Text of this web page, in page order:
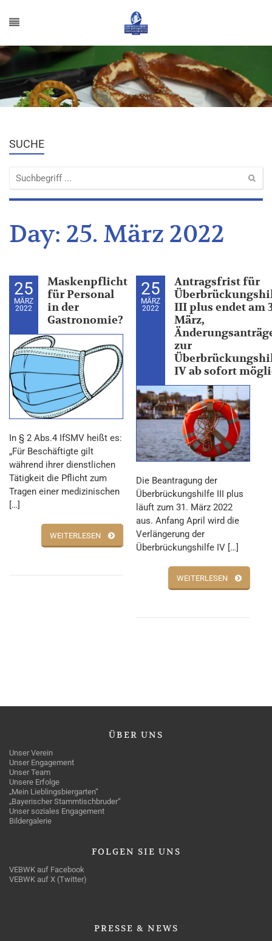
SUCHE
Day: 25. März 2022
25
MÄRZ
2022
Maskenpflicht
für Personal
in der
Gastronomie?
In § 2 Abs.4 IfSMV heißt es:
„Für Beschäftigte gilt
während ihrer dienstlichen
Tätigkeit die Pflicht zum
Tragen einer medizinischen
[…]
WEITERLESEN
25
MÄRZ
2022
Antragsfrist für
III plus endet am
März,
zur
IV ab sofort
Die Beantragung der
Überbrückungshilfe III plus
läuft zum 31. März 2022
aus. Anfang April wird die
Verlängerung der
Überbrückungshilfe IV […]
WEITERLESEN
ÜBER UNS
Unser Verein
Unser Engagement
Unser Team
Unsere Erfolge
„Mein Lieblingsbiergarten“
„Bayerischer Stammtischbruder“
Unser soziales Engagement
Bildergalerie
FOLGEN SIE UNS
VEBWK auf Facebook
VEBWK auf X (Twitter)
PRESSE & NEWS